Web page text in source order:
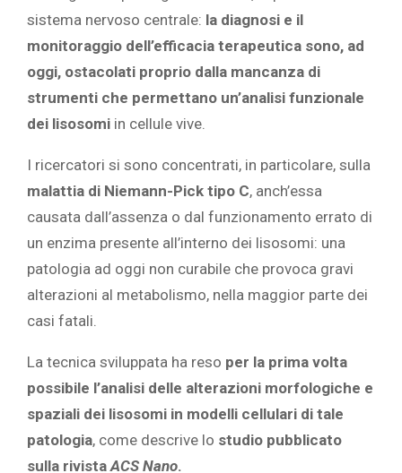
sistema nervoso centrale: la diagnosi e il
monitoraggio dell’efficacia terapeutica sono, ad
oggi, ostacolati proprio dalla mancanza di
strumenti che permettano un’analisi funzionale
dei lisosomi in cellule vive.
I ricercatori si sono concentrati, in particolare, sulla
malattia di Niemann-Pick tipo C, anch’essa
causata dall’assenza o dal funzionamento errato di
un enzima presente all’interno dei lisosomi: una
patologia ad oggi non curabile che provoca gravi
alterazioni al metabolismo, nella maggior parte dei
casi fatali.
La tecnica sviluppata ha reso per la prima volta
possibile l’analisi delle alterazioni morfologiche e
spaziali dei lisosomi in modelli cellulari di tale
patologia, come descrive lo studio pubblicato
sulla rivistaACS Nano.